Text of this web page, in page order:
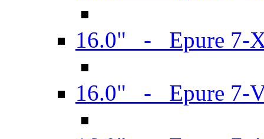
16.0" - Epure 7-
16.0" - Epure 7-